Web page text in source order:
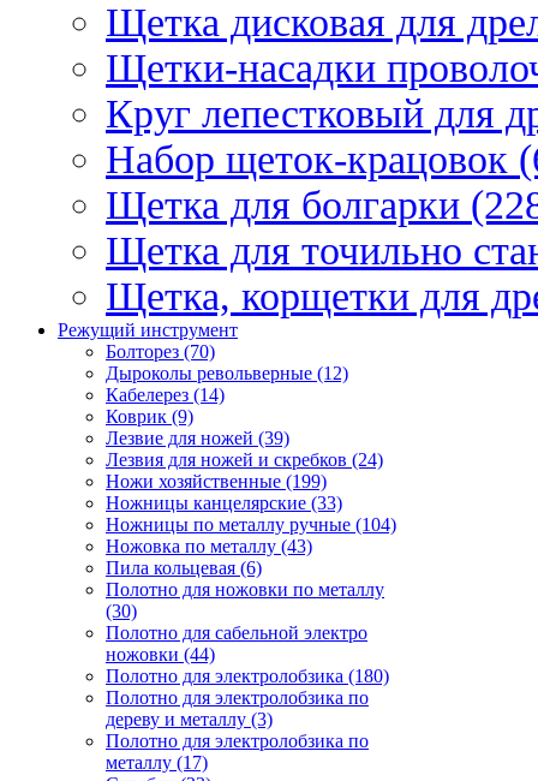
Щетка дисковая для
Щетки-насадки
Круг лепестковый для
Набор щеток-крацовок
Щетка для болгарки
Щетка для точильно
Щетка, корщетки для
Режущий инструмент
Болторез (70)
Дыроколы револьверные (12)
Кабелерез (14)
Коврик (9)
Лезвие для ножей (39)
Лезвия для ножей и скребков (24)
Ножи хозяйственные (199)
Ножницы канцелярские (33)
Ножницы по металлу ручные (104)
Ножовка по металлу (43)
Пила кольцевая (6)
Полотно для ножовки по металлу
(30)
Полотно для сабельной электро
ножовки (44)
Полотно для электролобзика (180)
Полотно для электролобзика по
дереву и металлу (3)
Полотно для электролобзика по
металлу (17)